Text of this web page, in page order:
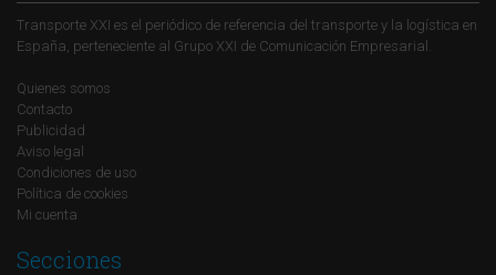
Transporte XXI es el periódico de referencia del transporte y la logística en
España, perteneciente al Grupo XXI de Comunicación Empresarial.
Quienes somos
Contacto
Publicidad
Aviso legal
Condiciones de uso
Política de cookies
Mi cuenta
Secciones